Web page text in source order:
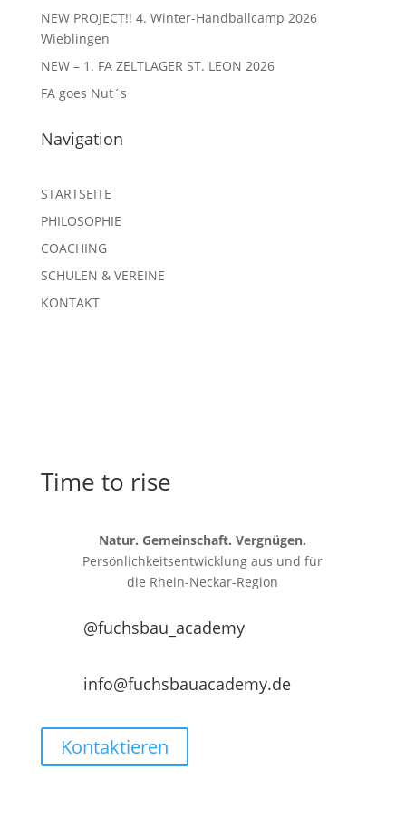
NEW PROJECT!! 4. Winter-Handballcamp 2026
Wieblingen
NEW – 1. FA ZELTLAGER ST. LEON 2026
FA goes Nut´s
Navigation
STARTSEITE
PHILOSOPHIE
COACHING
SCHULEN & VEREINE
KONTAKT
Time to rise
Natur. Gemeinschaft. Vergnügen.
Persönlichkeitsentwicklung aus und für
die Rhein-Neckar-Region
@fuchsbau_academy
info@fuchsbauacademy.de
Kontaktieren